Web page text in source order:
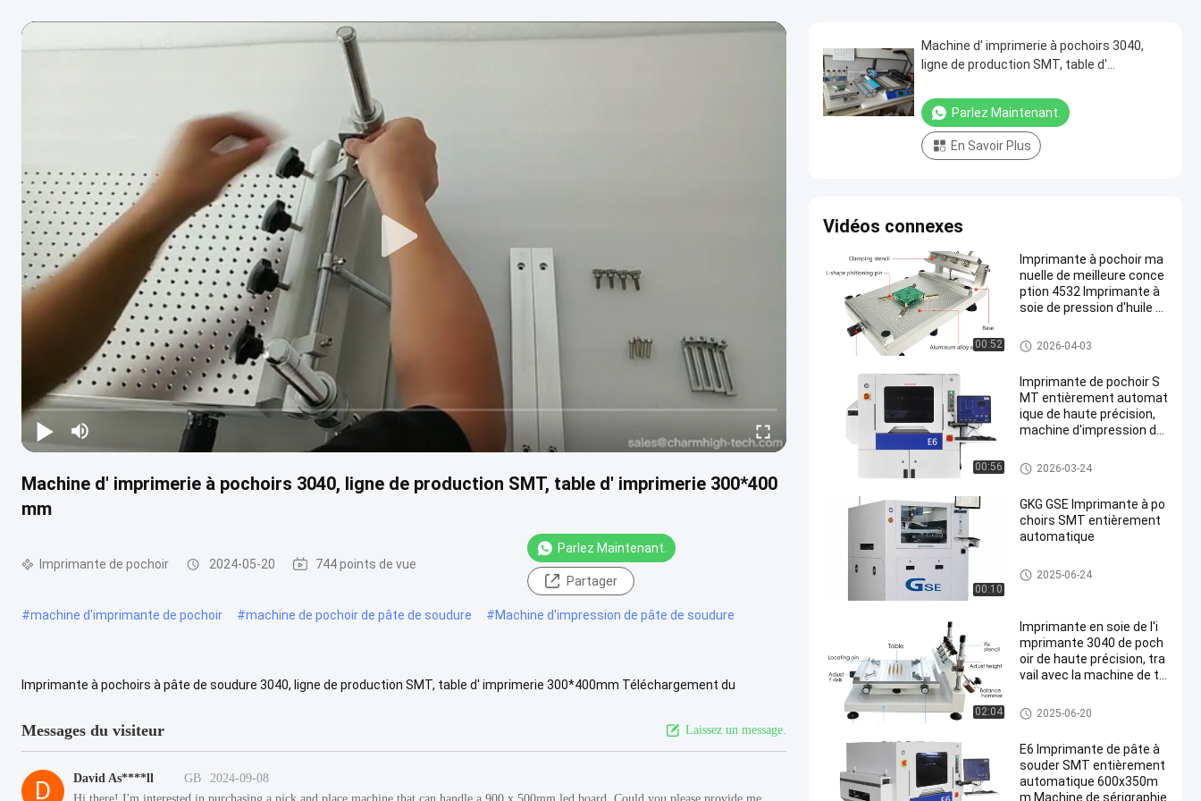
Machine d' imprimerie à pochoirs 3040, ligne de production SMT, table d' imprimerie 300*400
mm
Imprimante de pochoir 2024-05-20 744 points de vue
Parlez Maintenant.
Partager
#machine d'imprimante de pochoir #machine de pochoir de pâte de soudure #Machine d'impression de pâte de soudure
Imprimante à pochoirs à pâte de soudure 3040, ligne de production SMT, table d' imprimerie 300*400mm Téléchargement du
Messages du visiteur Laissez un message.
D David As****ll GB
2024-09-08
Hi there! I'm interested in purchasing a pick and place machine that can handle a 900 x 500mm led board. Could you please provide me
Machine d' imprimerie à pochoirs 3040,
ligne de production SMT, table d'
Parlez Maintenant.
En Savoir Plus
Vidéos connexes
00:52
Imprimante à pochoir ma
nuelle de meilleure conce
ption 4532 Imprimante à
soie de pression d'huile S
Imprimante de pochoir
2026-04-03
00:56
Imprimante de pochoir S
MT entièrement automat
ique de haute précision,
machine d'impression de
mblage de PCB
Imprimante de pochoir
2026-03-24
00:10
GKG GSE Imprimante à po
choirs SMT entièrement
automatique
Imprimante de pochoir
2025-06-24
02:04
Imprimante en soie de l'i
mprimante 3040 de poch
oir de haute précision, tra
vail avec la machine de tr
Imprimante de pochoir
2025-06-20
E6 Imprimante de pâte à
souder SMT entièrement
automatique 600x350m
m Machine de sérigraphie